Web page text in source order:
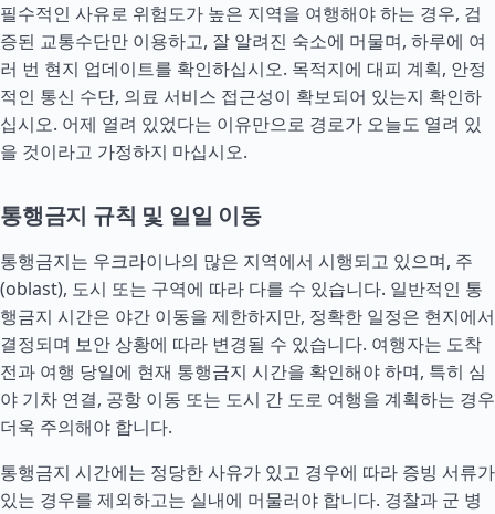
필수적인 사유로 위험도가 높은 지역을 여행해야 하는 경우, 검
증된 교통수단만 이용하고, 잘 알려진 숙소에 머물며, 하루에 여
러 번 현지 업데이트를 확인하십시오. 목적지에 대피 계획, 안정
적인 통신 수단, 의료 서비스 접근성이 확보되어 있는지 확인하
십시오. 어제 열려 있었다는 이유만으로 경로가 오늘도 열려 있
을 것이라고 가정하지 마십시오.
통행금지 규칙 및 일일 이동
통행금지는 우크라이나의 많은 지역에서 시행되고 있으며, 주
(oblast), 도시 또는 구역에 따라 다를 수 있습니다. 일반적인 통
행금지 시간은 야간 이동을 제한하지만, 정확한 일정은 현지에서
결정되며 보안 상황에 따라 변경될 수 있습니다. 여행자는 도착
전과 여행 당일에 현재 통행금지 시간을 확인해야 하며, 특히 심
야 기차 연결, 공항 이동 또는 도시 간 도로 여행을 계획하는 경우
더욱 주의해야 합니다.
통행금지 시간에는 정당한 사유가 있고 경우에 따라 증빙 서류가
있는 경우를 제외하고는 실내에 머물러야 합니다. 경찰과 군 병